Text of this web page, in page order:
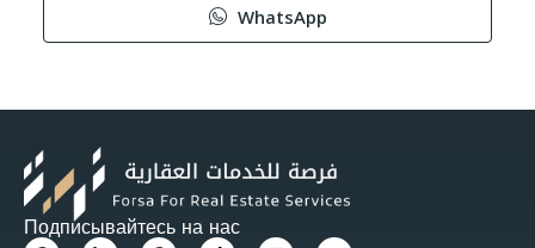
WhatsApp
Подписывайтесь на нас